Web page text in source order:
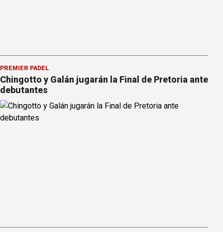
PREMIER PÁDEL
Chingotto y Galán jugarán la Final de Pretoria ante
debutantes